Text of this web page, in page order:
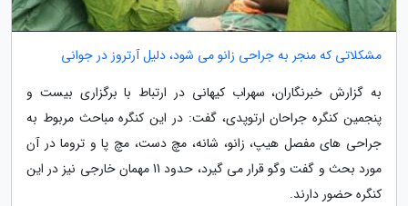
مشکلاتی که منجر به جراحی زانو می شود، دلیل آرتروز در جوانی
به گزارش خبرنگاران، سهراب کیهانی در ارتباط با برگزاری بیست و
پنجمین کنگره جراحان ارتوپدی، گفت: در این کنگره مباحث مربوط به
جراحی های مفصل هیپ، زانو، شانه، مچ دست، مچ پا و تروما در آن
مورد بحث و گفت وگو قرار می گیرد، حدود 11 مهمان خارجی نیز در این
کنگره حضور دارند.